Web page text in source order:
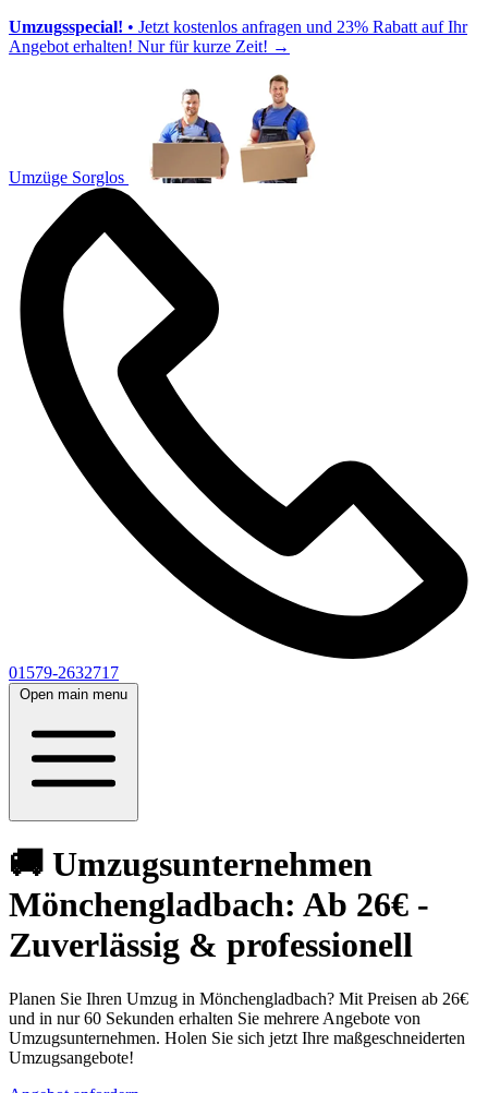
Umzugsspecial! • Jetzt kostenlos anfragen und 23% Rabatt auf Ihr
Angebot erhalten! Nur für kurze Zeit! →
Umzüge Sorglos
01579-2632717
Open main menu
🚚 Umzugsunternehmen
Mönchengladbach: Ab 26€ -
Zuverlässig & professionell
Planen Sie Ihren Umzug in Mönchengladbach? Mit Preisen ab 26€
und in nur 60 Sekunden erhalten Sie mehrere Angebote von
Umzugsunternehmen. Holen Sie sich jetzt Ihre maßgeschneiderten
Umzugsangebote!